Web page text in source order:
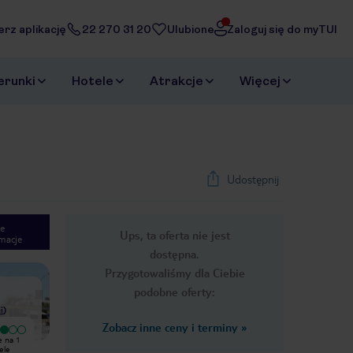
aplikację 22 270 31 20 Ulubione Zaloguj się do myTUI
Hotele Atrakcje Więcej
Udostępnij
Ups, ta oferta nie jest
dostępna.
Przygotowaliśmy dla Ciebie
podobne oferty:
Zobacz inne ceny i terminy »
Next slide
1/20
)
na 1
Bardzo dobry